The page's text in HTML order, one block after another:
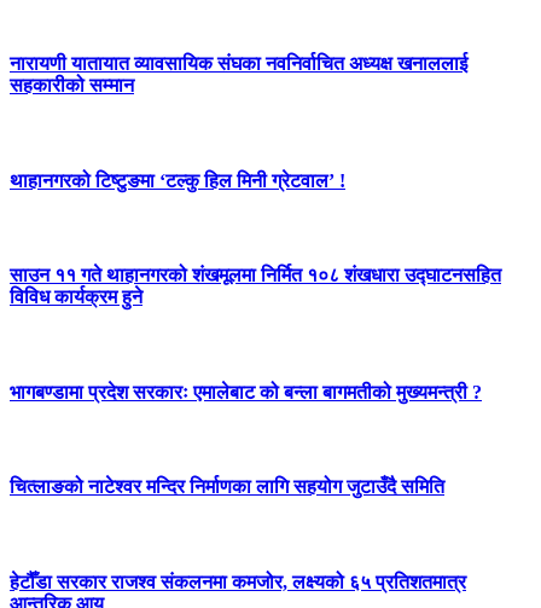
नारायणी यातायात व्यावसायिक संघका नवनिर्वाचित अध्यक्ष खनाललाई
सहकारीको सम्मान
थाहानगरको टिष्टुङमा ‘टल्कु हिल मिनी ग्रेटवाल’ !
साउन ११ गते थाहानगरको शंखमूलमा निर्मित १०८ शंखधारा उद्घाटनसहित
विविध कार्यक्रम हुने
भागबण्डामा प्रदेश सरकारः एमालेबाट को बन्ला बागमतीको मुख्यमन्त्री ?
चित्लाङको नाटेश्वर मन्दिर निर्माणका लागि सहयोग जुटाउँदै समिति
हेटौँडा सरकार राजश्व संकलनमा कमजोर, लक्ष्यको ६५ प्रतिशतमात्र
आन्तरिक आय